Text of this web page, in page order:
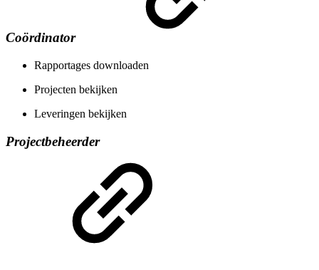
Coördinator
Rapportages downloaden
Projecten bekijken
Leveringen bekijken
Projectbeheerder